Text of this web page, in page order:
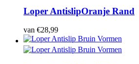
Loper AntislipOranje Rand
van €28,99